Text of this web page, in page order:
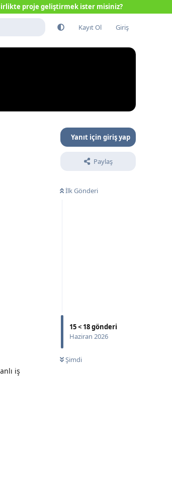
proje geliştirmek ister misiniz?
Kayıt Ol Giriş
Yanıt için giriş yap
Paylaş
İlk Gönderi
15< 18gönderi
Haziran 2026
Şimdi
iş